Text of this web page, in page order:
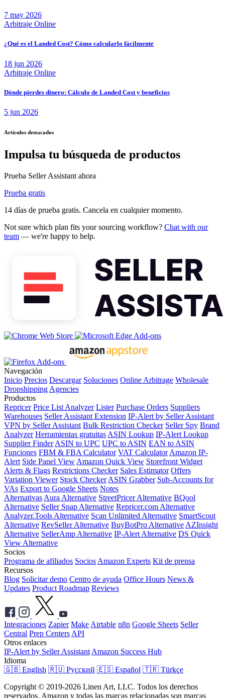
7 may 2026
Arbitraje Online
¿Qué es el Landed Cost? Cómo calcularlo fácilmente
18 jun 2026
Arbitraje Online
Dónde pierdes dinero: Cálculo de Landed Cost y beneficios
5 jun 2026
Artículos destacados
Impulsa tu búsqueda de productos
Prueba Seller Assistant ahora
Prueba gratis
14 días de prueba gratis. Cancela en cualquier momento.
Not sure which plan fits your sourcing workflow? Chat with our
team — we're happy to help.
Navegación
Inicio Precios Descargar Soluciones Online Arbitrage Wholesale
Dropshipping Agencies
Productos
Repricer Price List Analyzer Lister Purchase Orders Suppliers
Warehouses Seller Assistant Extension IP-Alert by Seller Assistant
VPN by Seller Assistant Bulk Restriction Checker Seller Spy Brand
Analyzer Herramientas gratuitas ASIN Lookup IP-Alert Lookup
Supplier Finder ASIN to UPC UPC to ASIN EAN to ASIN
Funciones FBM & FBA Calculator VAT Calculator Amazon IP-
Alert Side Panel View Amazon Quick View Storefront Widget
Alerts & Flags Restrictions Checker Sales Estimator Offers
Variation Viewer Stock Checker ASIN Grabber Sub-Accounts for
VAs Export to Google Sheets Notes
Alternativas Aura Alternative StreetPricer Alternative BQool
Alternative Seller Snap Alternative Repricer.com Alternative
Analyzer.Tools Alternative Scan Unlimited Alternative SmartScout
Alternative RevSeller Alternative BuyBotPro Alternative AZInsight
Alternative SellerAmp Alternative IP-Alert Alternative DS Quick
View Alternative
Socios
Programa de afiliados Socios Amazon Experts Kit de prensa
Recursos
Blog Solicitar demo Centro de ayuda Office Hours News &
Updates Product Roadmap Reviews
Integraciones Zapier Make Airtable n8n Google Sheets Seller
Central Prep Centers API
Otros enlaces
IP-Alert by Seller Assistant Amazon Success Hub
Idioma
🇬🇧 English 🇷🇺 Русский 🇪🇸 Español 🇹🇷 Türkçe
Copyright © 2019-2026 Linen Art, LLC. Todos los derechos
reservados. Amazon y todas las marcas relacionadas son marcas